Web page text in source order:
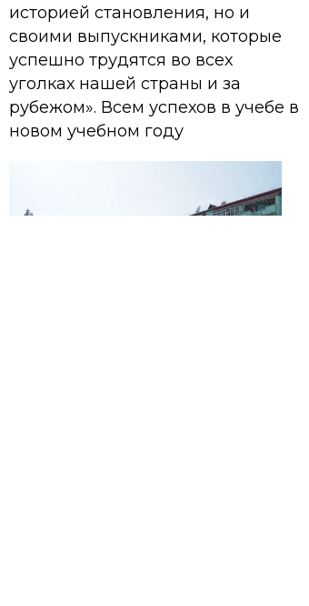
историей становления, но и
своими выпускниками, которые
успешно трудятся во всех
уголках нашей страны и за
рубежом». Всем успехов в учебе в
новом учебном году